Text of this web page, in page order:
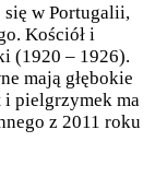
się w Portugalii,
Kościół i
(1920 – 1926).
mają głębokie
i pielgrzymek ma
z 2011 roku